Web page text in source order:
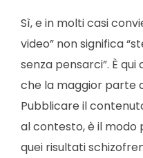
Sì, e in molti casi
video” non significa
senza pensarci”. È
che la maggior parte
Pubblicare il
al contesto, è il modo
quei risultati